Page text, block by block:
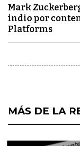
Mark
indio por
Platforms
MÁS DE LA